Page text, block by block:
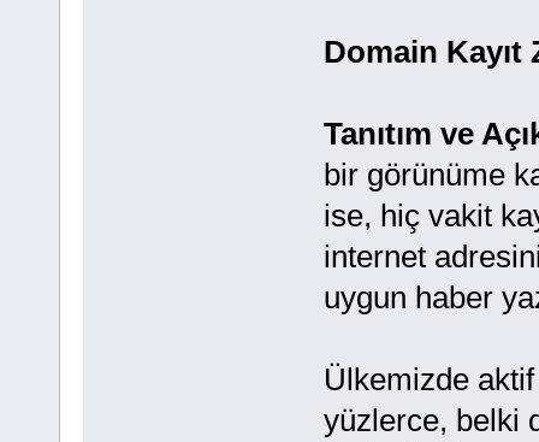
Domain Kayıt
Tanıtım ve
bir görünüme
ise, hiç vakit
internet
uygun haber
Ülkemizde aktif
yüzlerce, belki